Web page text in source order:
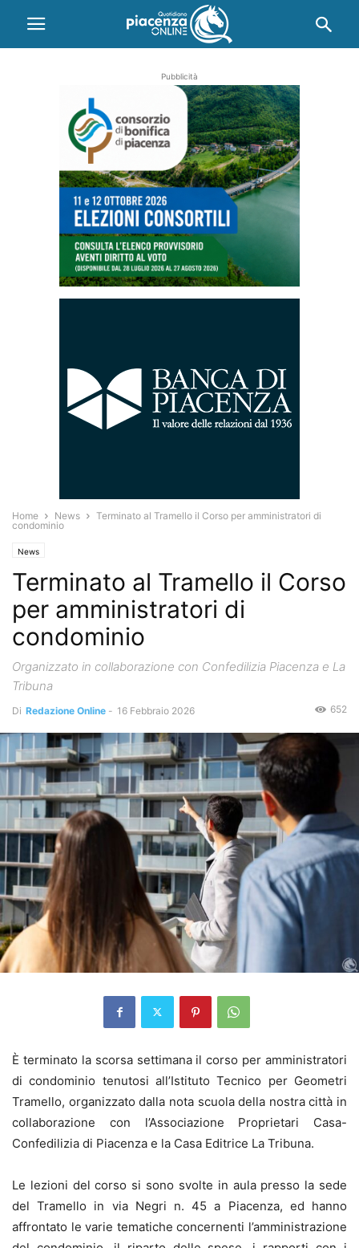
Pubblicità
Home News
Terminato al Tramello il Corso per amministratori di
condominio
News
Terminato al Tramello il Corso
per amministratori di
condominio
Organizzato in collaborazione con Confedilizia Piacenza e La
Tribuna
Di Redazione Online - 16 Febbraio 2026 652
È terminato la scorsa settimana il corso per amministratori
di condominio tenutosi all’Istituto Tecnico per Geometri
Tramello, organizzato dalla nota scuola della nostra città in
collaborazione con l’Associazione Proprietari Casa-
Confedilizia di Piacenza e la Casa Editrice La Tribuna.
Le lezioni del corso si sono svolte in aula presso la sede
del Tramello in via Negri n. 45 a Piacenza, ed hanno
affrontato le varie tematiche concernenti l’amministrazione